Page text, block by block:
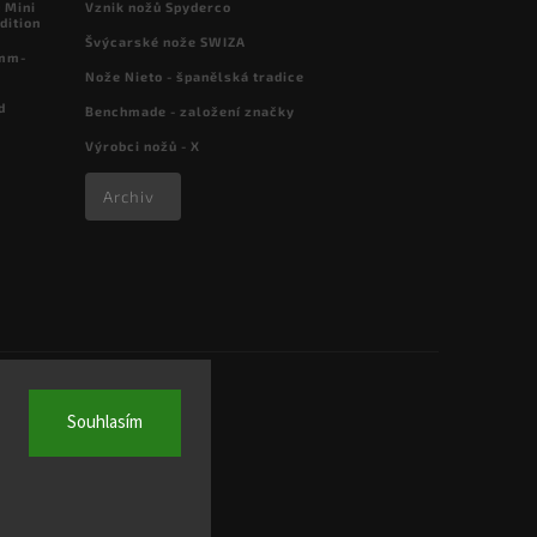
Souhlasím
Mini
Vznik nožů Spyderco
Švýcarské nože SWIZA
Nože Nieto - španělská tradice
Benchmade - založení značky
Výrobci nožů - X
Archiv